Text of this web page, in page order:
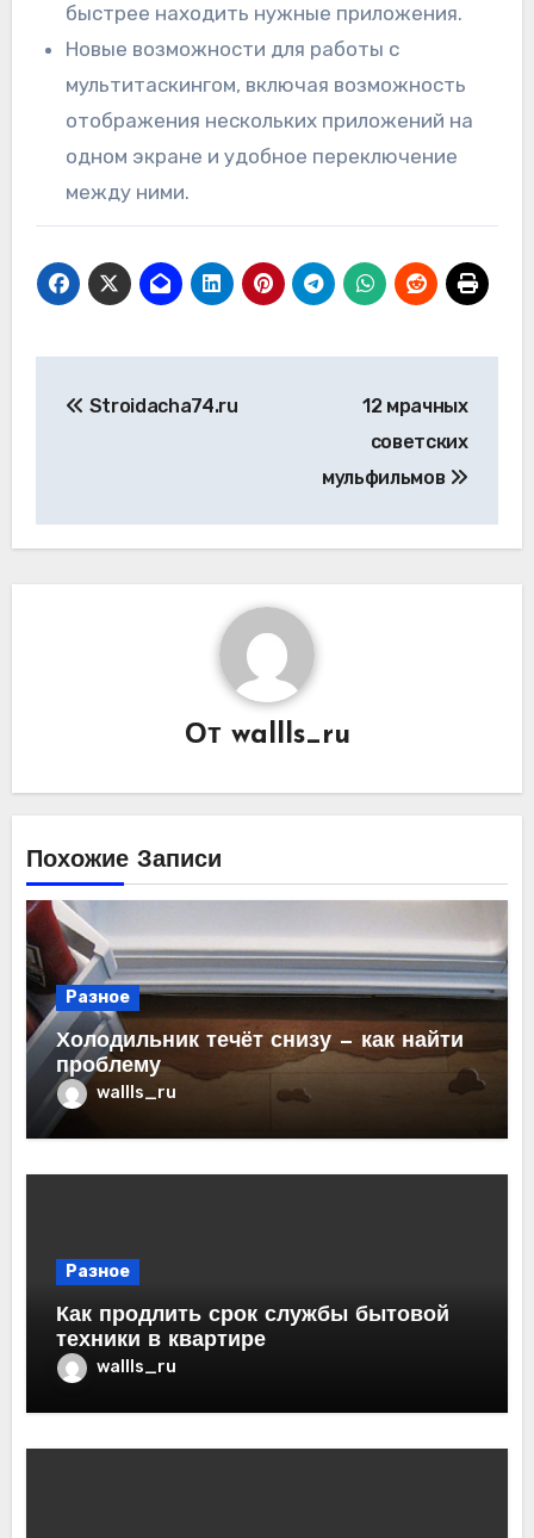
быстрее находить нужные приложения.
Новые возможности для работы с
мультитаскингом, включая возможность
отображения нескольких приложений на
одном экране и удобное переключение
между ними.
Stroidacha74.ru
12 мрачных
советских
мульфильмов
От wallls_ru
Похожие Записи
Разное
Холодильник течёт снизу — как найти
проблему
wallls_ru
Разное
Как продлить срок службы бытовой
техники в квартире
wallls_ru